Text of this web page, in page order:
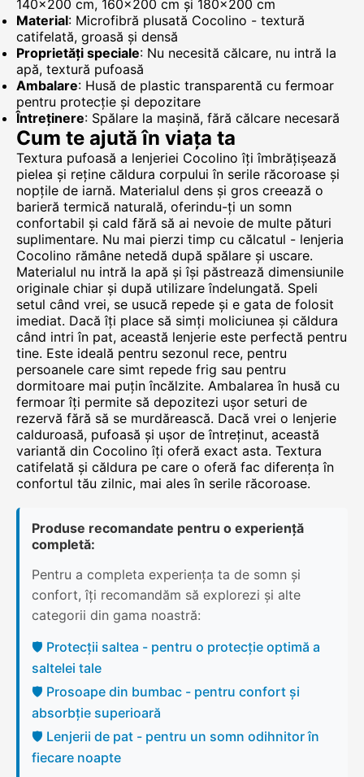
140x200 cm, 160x200 cm și 180x200 cm
Material: Microfibră plusată Cocolino - textură
catifelată, groasă și densă
Proprietăți speciale: Nu necesită călcare, nu intră la
apă, textură pufoasă
Ambalare: Husă de plastic transparentă cu fermoar
pentru protecție și depozitare
Întreținere: Spălare la mașină, fără călcare necesară
Cum te ajută în viața ta
Textura pufoasă a lenjeriei Cocolino îți îmbrățișează
pielea și reține căldura corpului în serile răcoroase și
nopțile de iarnă. Materialul dens și gros creează o
barieră termică naturală, oferindu-ți un somn
confortabil și cald fără să ai nevoie de multe pături
suplimentare. Nu mai pierzi timp cu călcatul - lenjeria
Cocolino rămâne netedă după spălare și uscare.
Materialul nu intră la apă și își păstrează dimensiunile
originale chiar și după utilizare îndelungată. Speli
setul când vrei, se usucă repede și e gata de folosit
imediat. Dacă îți place să simți moliciunea și căldura
când intri în pat, această lenjerie este perfectă pentru
tine. Este ideală pentru sezonul rece, pentru
persoanele care simt repede frig sau pentru
dormitoare mai puțin încălzite. Ambalarea în husă cu
fermoar îți permite să depozitezi ușor seturi de
rezervă fără să se murdărească. Dacă vrei o lenjerie
calduroasă, pufoasă și ușor de întreținut, această
variantă din Cocolino îți oferă exact asta. Textura
catifelată și căldura pe care o oferă fac diferența în
confortul tău zilnic, mai ales în serile răcoroase.
Produse recomandate pentru o experiență
completă:
Pentru a completa experiența ta de somn și
confort, îți recomandăm să explorezi și alte
categorii din gama noastră:
🛡️ Protecții saltea - pentru o protecție optimă a
saltelei tale
🛡️ Prosoape din bumbac - pentru confort și
absorbție superioară
🛡️ Lenjerii de pat - pentru un somn odihnitor în
fiecare noapte